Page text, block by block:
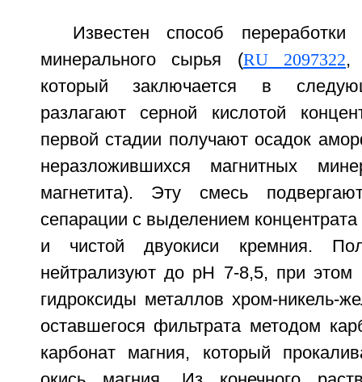
Известен способ переработки
минерального сырья (RU 2097322,
который заключается в
разлагают серной кислотой
первой стадии получают осадок
неразложившихся магнитных
магнетита). Эту смесь
сепарации с выделением концентрата
и чистой двуокиси кремния.
нейтрализуют до pH 7-8,5, при этом
гидроксиды металлов хром-никель-
оставшегося фильтрата методом
карбонат магния, который